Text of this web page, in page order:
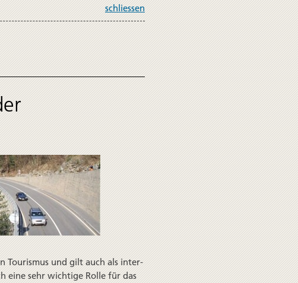
schliessen
Tourismus und gilt auch als inter­
eine sehr wichtige Rolle für das